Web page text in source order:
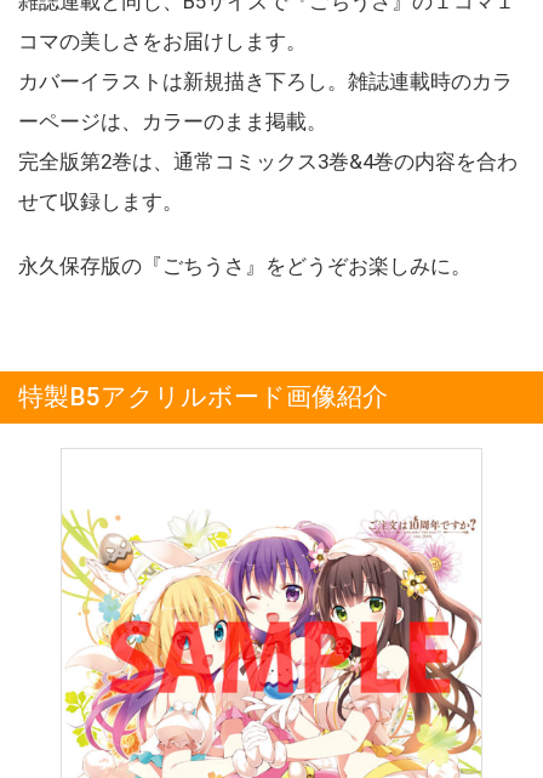
コマの美しさをお届けします。
カバーイラストは新規描き下ろし。雑誌連載時のカラ
ーページは、カラーのまま掲載。
完全版第2巻は、通常コミックス3巻&4巻の内容を合わ
せて収録します。
永久保存版の『ごちうさ』をどうぞお楽しみに。
特製B5アクリルボード画像紹介